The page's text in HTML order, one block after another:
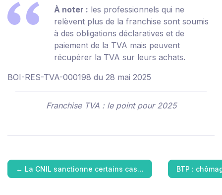
À noter : les professionnels qui ne
relèvent plus de la franchise sont soumis
à des obligations déclaratives et de
paiement de la TVA mais peuvent
récupérer la TVA sur leurs achats.
BOI-RES-TVA-000198 du 28 mai 2025
Franchise TVA : le point pour 2025
← La CNIL sanctionne certains cas… BTP :